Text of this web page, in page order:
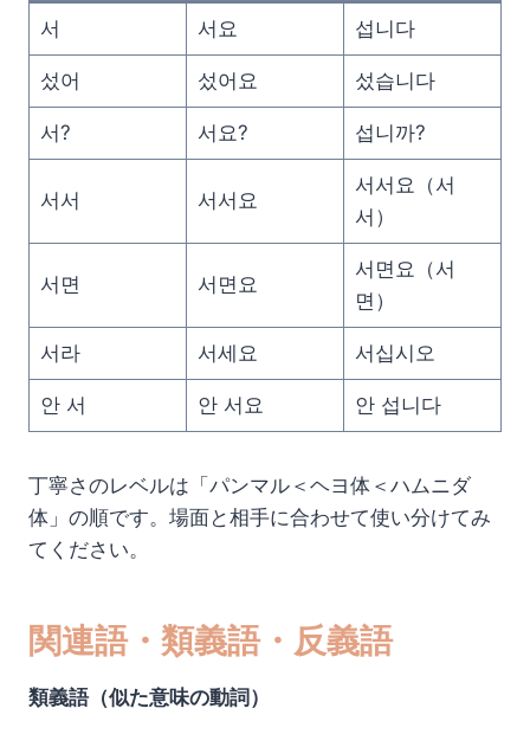
서 서요 섭니다
섰어 섰어요 섰습니다
서? 서요? 섭니까?
서서 서서요
서서요（서
서）
서면 서면요
서면요（서
면）
서라 서세요 서십시오
안 서 안 서요 안 섭니다
丁寧さのレベルは「パンマル＜ヘヨ体＜ハムニダ
体」の順です。場面と相手に合わせて使い分けてみ
てください。
関連語・類義語・反義語
類義語（似た意味の動詞）